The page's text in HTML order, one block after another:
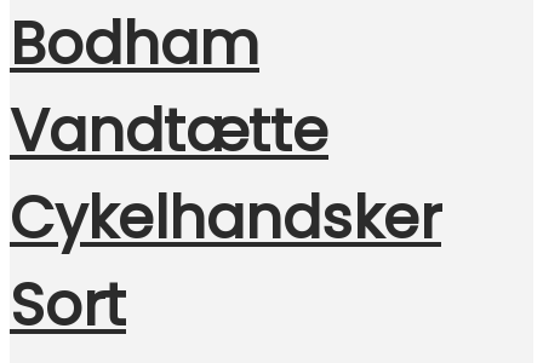
Bodham
Vandtætte
Cykelhandsker
Sort